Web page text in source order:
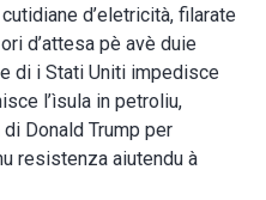
d’eletricità, filarate
d’attesa pè avè duie
di i Stati Uniti impedisce
l’ìsula in petroliu,
Donald Trump per
resistenza aiutendu à